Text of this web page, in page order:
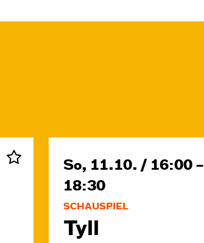
So, 11.10. / 16:00 –
18:30
SCHAUSPIEL
Tyll